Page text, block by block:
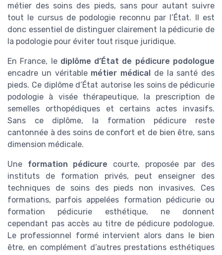
métier des soins des pieds, sans pour autant suivre
tout le cursus de podologie reconnu par l’État. Il est
donc essentiel de distinguer clairement la pédicurie de
la podologie pour éviter tout risque juridique.
En France, le diplôme d’État de pédicure podologue
encadre un véritable métier médical de la santé des
pieds. Ce diplôme d’État autorise les soins de pédicurie
podologie à visée thérapeutique, la prescription de
semelles orthopédiques et certains actes invasifs.
Sans ce diplôme, la formation pédicure reste
cantonnée à des soins de confort et de bien être, sans
dimension médicale.
Une formation pédicure courte, proposée par des
instituts de formation privés, peut enseigner des
techniques de soins des pieds non invasives. Ces
formations, parfois appelées formation pédicurie ou
formation pédicurie esthétique, ne donnent
cependant pas accès au titre de pédicure podologue.
Le professionnel formé intervient alors dans le bien
être, en complément d’autres prestations esthétiques